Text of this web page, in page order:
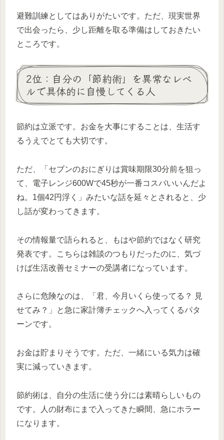
避難訓練としてはありがたいです。ただ、現実世界
で出会ったら、少し距離を取る準備はしておきたい
ところです。
2位：自分の「節約術」を異常なレベ
ルで具体的に自慢してくる人
節約は立派です。お金を大事にすることは、生活す
るうえでとても大切です。
ただ、「セブンのおにぎりは賞味期限30分前を狙っ
て、電子レンジ600Wで45秒が一番コスパいいんだよ
ね。1個42円浮く」みたいな話を延々とされると、少
し話が変わってきます。
その情報量で語られると、もはや節約ではなく研究
発表です。こちらは雑談のつもりだったのに、気づ
けば生活改善セミナーの受講者になっています。
さらに危険なのは、「君、今月いくら使ってる？ 見
せてみ？」と急に家計簿チェックへ入ってくるパタ
ーンです。
お金は貯まりそうです。ただ、一緒にいる気力は確
実に減っていきます。
節約術は、自分の生活に使う分には素晴らしいもの
です。人の財布にまで入ってきた瞬間、急にホラー
になります。